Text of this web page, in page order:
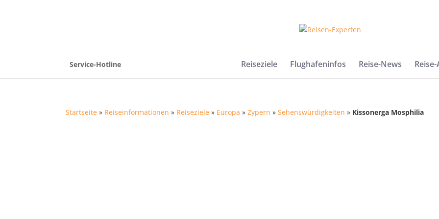
Service-Hotline Reiseziele Flughafeninfos Reise-News
Startseite » Reiseinformationen » Reiseziele » Europa »Zypern »Sehenswürdigkeiten » Kissonerga Mosphilia